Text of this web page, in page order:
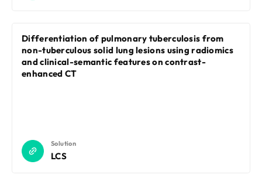
Differentiation of pulmonary tuberculosis from
non-tuberculous solid lung lesions using radiomics
and clinical-semantic features on contrast-
enhanced CT
Solution
LCS